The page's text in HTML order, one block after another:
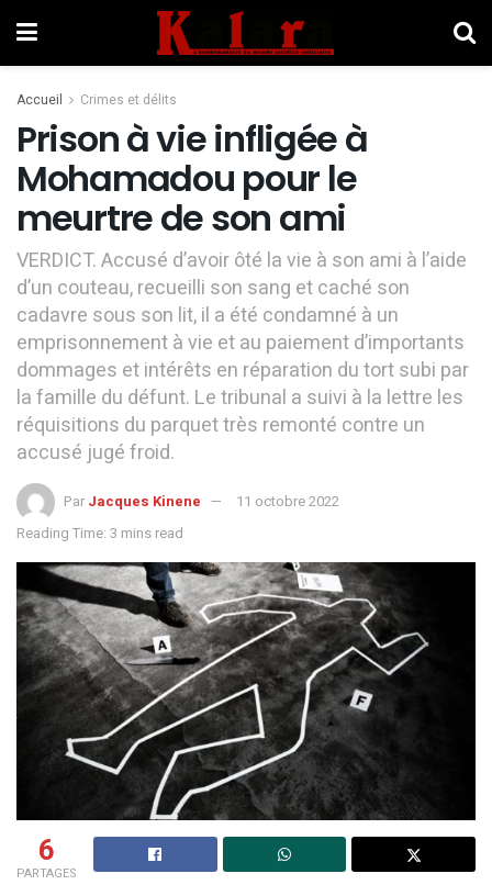
Accueil Crimes et délits
Prison à vie infligée à
Mohamadou pour le
meurtre de son ami
VERDICT. Accusé d’avoir ôté la vie à son ami à l’aide
d’un couteau, recueilli son sang et caché son
cadavre sous son lit, il a été condamné à un
emprisonnement à vie et au paiement d’importants
dommages et intérêts en réparation du tort subi par
la famille du défunt. Le tribunal a suivi à la lettre les
réquisitions du parquet très remonté contre un
accusé jugé froid.
Par Jacques Kinene
11 octobre 2022
Reading Time: 3 mins read
6
PARTAGES